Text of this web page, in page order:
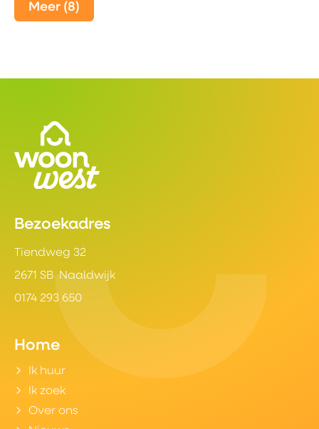
Meer (8)
Contactinformatie
Bezoekadres
Tiendweg 32
2671 SB Naaldwijk
0174 293 650
Home
Ik huur
Ik zoek
Over ons